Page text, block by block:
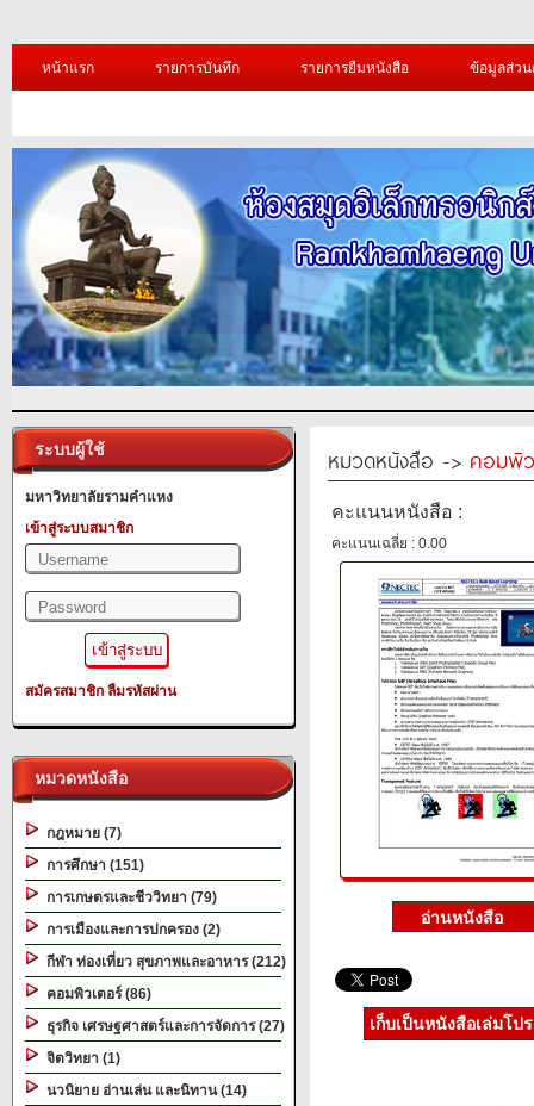
หน้าแรก รายการบันทึก รายการยืมหนังสือ ข้อมูลส่ว
ระบบผู้ใช้
มหาวิทยาลัยรามคำแหง
เข้าสู่ระบบสมาชิก
สมัครสมาชิก ลืมรหัสผ่าน
หมวดหนังสือ
กฎหมาย (7)
การศึกษา (151)
การเกษตรและชีววิทยา (79)
การเมืองและการปกครอง (2)
กีฬา ท่องเที่ยว สุขภาพและอาหาร (212)
คอมพิวเตอร์ (86)
ธุรกิจ เศรษฐศาสตร์และการจัดการ (27)
จิตวิทยา (1)
นวนิยาย อ่านเล่น และนิทาน (14)
หมวดหนังสือ -> คอมพิ
คะแนนหนังสือ :
คะแนนเฉลี่ย : 0.00
เก็บเป็นหนังสือเล่มโป